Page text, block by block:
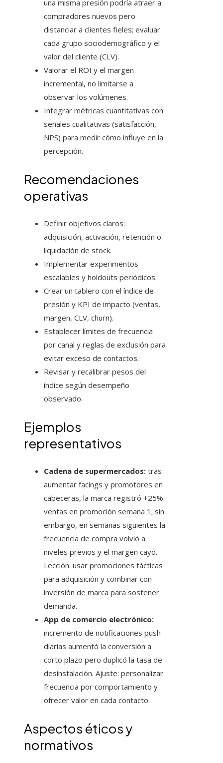
una misma presión podría atraer a
compradores nuevos pero
distanciar a clientes fieles; evaluar
cada grupo sociodemográfico y el
valor del cliente (CLV).
Valorar el ROI y el margen
incremental, no limitarse a
observar los volúmenes.
Integrar métricas cuantitativas con
señales cualitativas (satisfacción,
NPS) para medir cómo influye en la
percepción.
Recomendaciones
operativas
Definir objetivos claros:
adquisición, activación, retención o
liquidación de stock.
Implementar experimentos
escalables y holdouts periódicos.
Crear un tablero con el índice de
presión y KPI de impacto (ventas,
margen, CLV, churn).
Establecer límites de frecuencia
por canal y reglas de exclusión para
evitar exceso de contactos.
Revisar y recalibrar pesos del
índice según desempeño
observado.
Ejemplos
representativos
Cadena de supermercados: tras
aumentar facings y promotores en
cabeceras, la marca registró +25%
ventas en promoción semana 1; sin
embargo, en semanas siguientes la
frecuencia de compra volvió a
niveles previos y el margen cayó.
Lección: usar promociones tácticas
para adquisición y combinar con
inversión de marca para sostener
demanda.
App de comercio electrónico:
incremento de notificaciones push
diarias aumentó la conversión a
corto plazo pero duplicó la tasa de
desinstalación. Ajuste: personalizar
frecuencia por comportamiento y
ofrecer valor en cada contacto.
Aspectos éticos y
normativos